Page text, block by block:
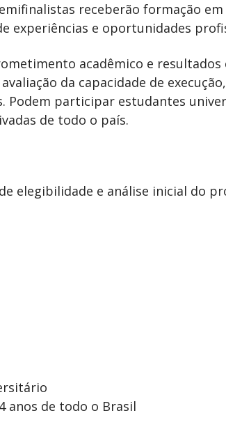
receberão formação
experiências e oportunidades
acadêmico e resultados
da capacidade de
Podem participar estudantes
de todo o país.
elegibilidade e análise inicial do
anos de todo o Brasil